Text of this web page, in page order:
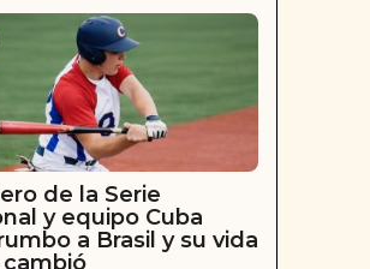
de la Serie
y equipo Cuba
a Brasil y su vida